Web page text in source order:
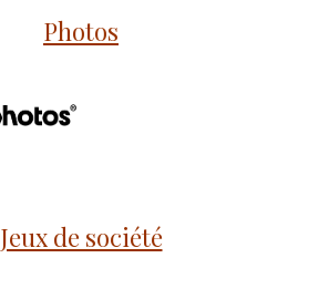
Photos
Jeux de société